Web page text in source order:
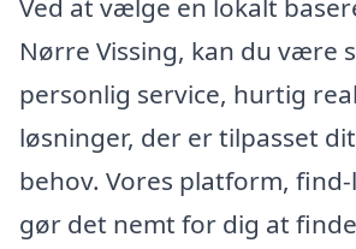
Ved at vælge en lokalt
Nørre Vissing, kan du være
personlig service, hurtig
løsninger, der er tilpasset
behov. Vores platform,
gør det nemt for dig at